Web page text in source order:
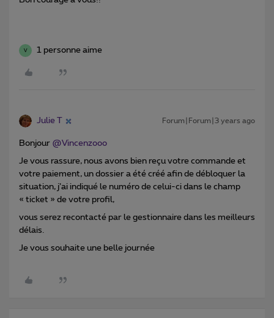
V 1 personne aime
Julie T Forum|Forum|3 years ago
Bonjour @Vincenzooo
Je vous rassure, nous avons bien reçu votre commande et
votre paiement, un dossier a été créé afin de débloquer la
situation, j’ai indiqué le numéro de celui-ci dans le champ
« ticket » de votre profil,
vous serez recontacté par le gestionnaire dans les meilleurs
délais.
Je vous souhaite une belle journée